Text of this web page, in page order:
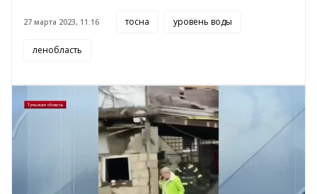
27 марта 2023, 11:16 тосна уровень воды
ленобласть